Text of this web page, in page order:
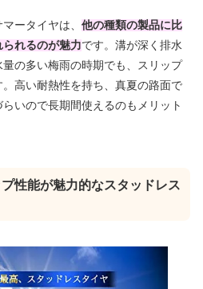
ータイヤは、 他の種類の製品に比
れるのが魅力です。溝が深く排水
の多い梅雨の時期でも、スリップ
高い耐熱性を持ち、真夏の路面で
いので長期間使えるのもメリット
性能が魅力的なスタッドレス